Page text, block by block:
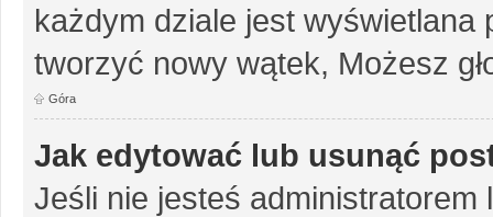
każdym dziale jest wyświetlana
tworzyć nowy wątek, Możesz
Góra
Jak edytować lub usunąć
Jeśli nie jesteś